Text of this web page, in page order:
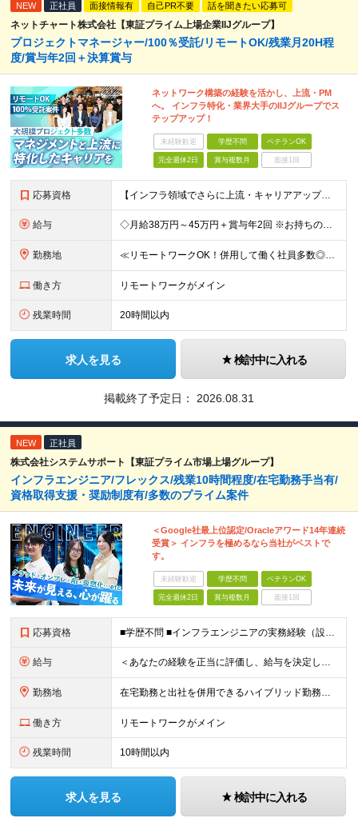
NEW 正社員 面接情報有 自己PR不要 話を聞きたい応募可
ネットチャート株式会社【東証プライム上場企業IIJグループ】
プロジェクトマネージャー/100％受託/リモートOK/残業月20H程
度/賞与年2回＋決算賞与
ネットワーク構築の経験を活かし、上流・PM
へ。 インフラ特化・業界大手のIIJグループでス
テップアップ！
未経験歓迎 学歴不問 ベテランOK
完全週休2日 賞与複数月 面接1回
応募資格 【インフラ領域でさらに上流・キャリアアップを目指したい方、歓迎！】 ●学歴不問 ●ネットワーク構築経験（5年以上） ●PM経験（3年以上） ★「運用保守から設計・構築にステップアップしたい」 ★「将
給与 ◇月給38万円～45万円＋賞与年2回 ※お持ちの経験・スキルを考慮し決定いたします ※試用期間3ヶ月（給与・待遇に差異はありません） ※残業代は時間分支給いたします 《手厚い待遇も充実！》 ★昇給年
勤務地 ≪リモートワークOK！併用して働く社員多数◎≫ ★U・Iターン歓迎 大阪駅・梅田駅から徒歩数分のお取引先企業オフィスで勤務となります！ ＼その他当社の事業所もご紹介／ 【東京事業所】 東京都千代田
働き方 リモートワークがメイン
残業時間 20時間以内
求人を見る 検討中に入れる
掲載終了予定日： 2026.08.31
NEW 正社員
株式会社システムサポート【東証プライム市場上場グループ】
インフラエンジニア/フレックス/残業10時間程度/在宅勤務手当有/
資格取得支援・奨励制度有/多数のプライム案件
＜Google社最上位認定/Oracleアワード14年連続
受賞＞ インフラを極めるなら当社がベストで
す。
未経験歓迎 学歴不問 ベテランOK
完全週休2日 賞与複数月 面接1回
応募資格 ■学歴不問 ■インフラエンジニアの実務経験（設計～構築フェーズを想定） ★Google Cloud・OCI・AWS・Azureなどクラウド技術は問いませんが、経験・知見が深い方は優遇します！ ＜この
給与 ＜あなたの経験を正当に評価し、給与を決定します！＞ 想定年収500万円～1,000万円 └月給34万3000円～＋賞与年2回 ◎在宅勤務手当あり ◎交通費100％支給 ◎資格取得奨励制度(一時金/資格
勤務地 在宅勤務と出社を併用できるハイブリッド勤務！ （出社は週1～3日程度ですが、ご希望に合わせて柔軟に対応可能です。） ≪東京オフィス≫ 東京都新宿区西新宿2-6-1 新宿住友ビル26F ※(業務の変
働き方 リモートワークがメイン
残業時間 10時間以内
求人を見る 検討中に入れる